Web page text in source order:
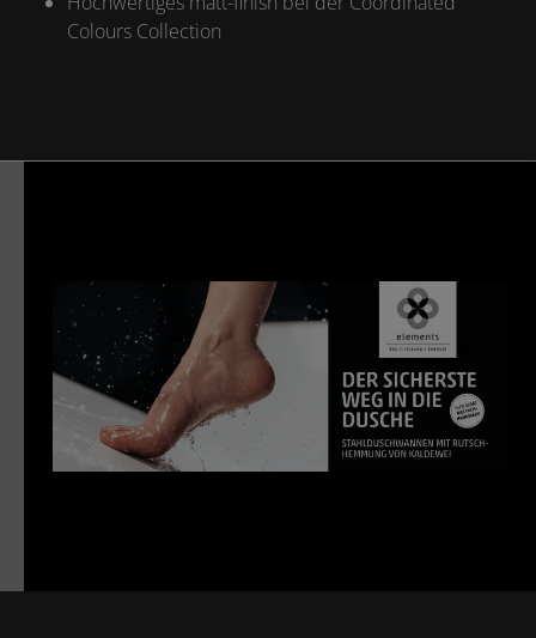
Colours Collection